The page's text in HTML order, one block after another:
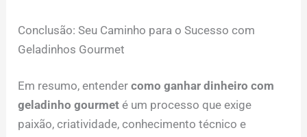
Conclusão: Seu Caminho para o Sucesso com
Geladinhos Gourmet
Em resumo, entendercomo ganhar dinheiro com
geladinho gourmet é um processo que exige
paixão, criatividade, conhecimento técnico e